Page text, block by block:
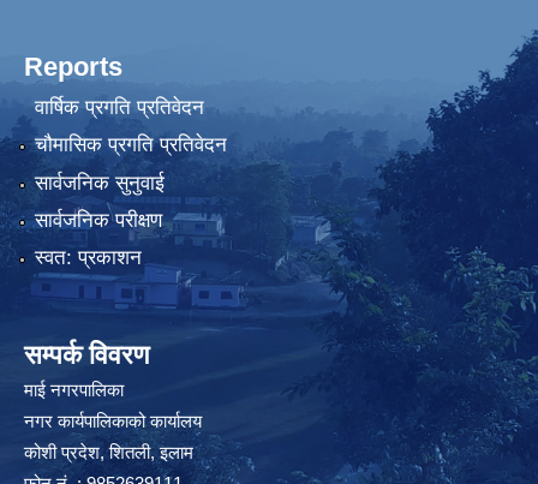
Reports
वार्षिक प्रगति प्रतिवेदन
चौमासिक प्रगति प्रतिवेदन
सार्वजनिक सुनुवाई
सार्वजनिक परीक्षण
स्वत: प्रकाशन
सम्पर्क विवरण
माई नगरपालिका
नगर कार्यपालिकाको कार्यालय
कोशी प्रदेश, शितली, इलाम